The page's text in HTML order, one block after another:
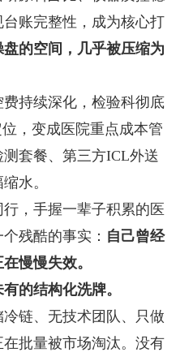
账完整性，成为核心打
的空间，几乎被压缩为
持续深化，检验科彻底
，变成医院重点成本管
套餐、第三方ICL外送
水。
，手握一辈子积累的医
残酷的事实： 自己曾经
慢慢失效。
的结构化洗牌。
链、无技术团队、只做
批量被市场淘汰。没有